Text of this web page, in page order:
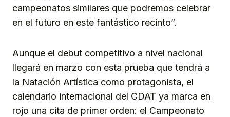
campeonatos similares que podremos celebrar
en el futuro en este fantástico recinto”.
Aunque el debut competitivo a nivel nacional
llegará en marzo con esta prueba que tendrá a
la Natación Artística como protagonista, el
calendario internacional del CDAT ya marca en
rojo una cita de primer orden: el Campeonato